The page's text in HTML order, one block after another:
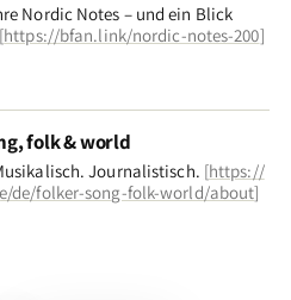
Nordic Notes – und ein Blick
[https://bfan.link/nordic-notes-200]
folk & world
Journalistisch. [https://
de/folker-song-folk-world/about]